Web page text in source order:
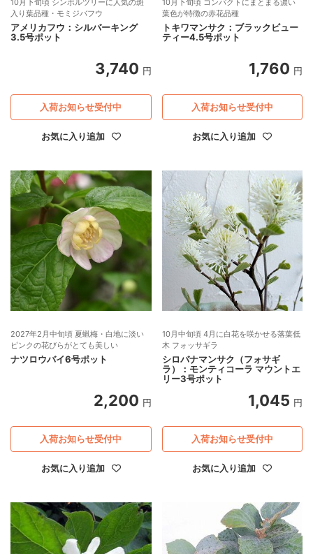
入り葉品種・モミジバフウ
アメリカフウ：シルバーキング
3.5号ポット
3,740 円
お気に入り追加
入荷お知らせ受付中
葉色が特徴の赤花品種
トキワマンサク：ブラックビュー
ティー4.5号ポット
1,760 円
お気に入り追加
入荷お知らせ受付中
2027年2月中旬頃 夏蝋梅・白地に淡い
ピンクの花びらがとても美しい
ナツロウバイ6号ポット
2,200 円
お気に入り追加
入荷お知らせ受付中
10月中旬頃 4月に白花を咲かせる落葉低
木 フォッサギラ
シロバナマンサク（フォサギ
ラ）：モンティコーラ マウントエ
リー3号ポット
1,045 円
お気に入り追加
入荷お知らせ受付中